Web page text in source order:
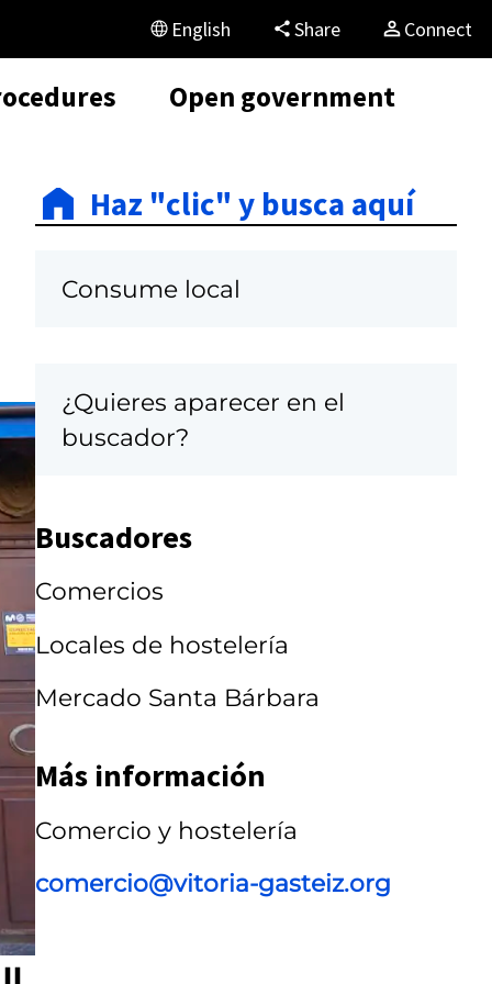
English Share Connect
Open government
C
a
r
r
u
s
e
l
Haz "clic" y busca aquí
Consume local
¿Quieres aparecer en el
buscador?
Buscadores
Comercios
Locales de hostelería
Mercado Santa Bárbara
Más información
Comercio y hostelería
comercio@vitoria-gasteiz.org